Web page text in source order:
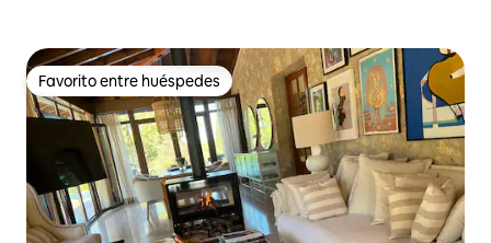
Favorito entre huéspedes
Favorito entre huéspedes